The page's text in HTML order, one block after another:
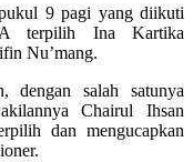
9 pagi yang diikuti
terpilih Ina Kartika
Nu’mang.
dengan salah satunya
Chairul Ihsan
dan mengucapkan